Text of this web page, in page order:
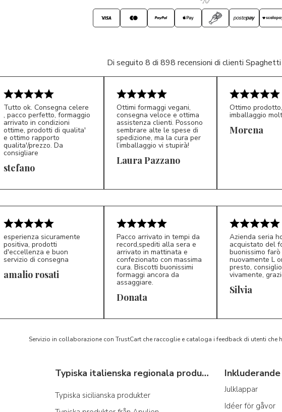
Di seguito 8 di 898 recensioni di clienti
S*
Tutto ok. Consegna celere
, pacco perfetto, formaggio
arrivato in condizioni
ottime, prodotti di qualita'
e ottimo rapporto
qualita'/prezzo. Da
consigliare
stefano LP 5/5
Ottimi formaggi vegani,
consegna veloce e ottima
assistenza clienti. Possono
sembrare alte le spese di
spedizione, ma la cura per
l’imballaggio vi stupirà!
Laura Pazzano
Ottimo prodotto,
imballaggio
Morena
esperienza sicuramente
positiva, prodotti
d'eccellenza e buon
servizio di consegna
amalio rosati
D*
Pacco arrivato in tempi da
record,spediti alla sera e
arrivato in mattinata e
confezionato con massima
cura. Biscotti buonissimi
formaggi ancora da
assaggiare.
Donata S*
Azienda seria
acquistato del
buonissimo farò
nuovamente L
presto, consiglio
vivamente,
Silvia
Servizio in collaborazione con TrustCart che raccoglie e cataloga i feedback di utenti
Typiska italienska regionala produkter
Typiska sicilianska produkter
Julklappar
Idéer för gåvor